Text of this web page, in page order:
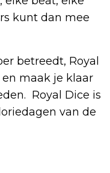
kunt dan mee
betreedt, Royal
maak je klaar
Royal Dice is
van de